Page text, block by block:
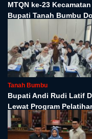
MTQN ke-23
Bupati Tanah Bumbu
Tanah Bumbu
Bupati Andi Rudi Latif
Lewat Program